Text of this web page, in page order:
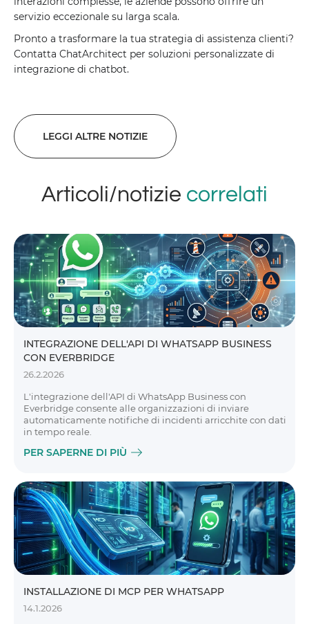
servizio eccezionale su larga scala.
Pronto a trasformare la tua strategia di assistenza clienti?
Contatta ChatArchitect per soluzioni personalizzate di
integrazione di chatbot.
LEGGI ALTRE NOTIZIE
Articoli/notizie correlati
INTEGRAZIONE DELL'API DI WHATSAPP BUSINESS
CON EVERBRIDGE
26.2.2026
L'integrazione dell'API di WhatsApp Business con
Everbridge consente alle organizzazioni di inviare
automaticamente notifiche di incidenti arricchite con dati
in tempo reale.
PER SAPERNE DI PIÙ
INSTALLAZIONE DI MCP PER WHATSAPP
14.1.2026